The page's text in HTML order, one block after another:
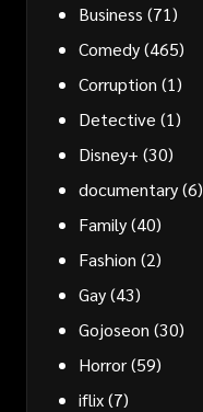
Business (71)
Comedy(465)
Corruption (1)
Detective (1)
Disney+ (30)
documentary(6)
Family(40)
Fashion (2)
Gay(43)
Gojoseon (30)
Horror(59)
iflix(7)